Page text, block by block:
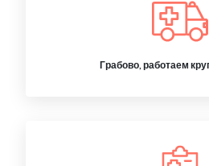
Грабово, работаем